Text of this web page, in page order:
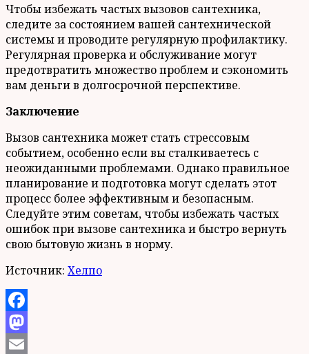
Чтобы избежать частых вызовов сантехника,
следите за состоянием вашей сантехнической
системы и проводите регулярную профилактику.
Регулярная проверка и обслуживание могут
предотвратить множество проблем и сэкономить
вам деньги в долгосрочной перспективе.
Заключение
Вызов сантехника может стать стрессовым
событием, особенно если вы сталкиваетесь с
неожиданными проблемами. Однако правильное
планирование и подготовка могут сделать этот
процесс более эффективным и безопасным.
Следуйте этим советам, чтобы избежать частых
ошибок при вызове сантехника и быстро вернуть
свою бытовую жизнь в норму.
Источник: Хелпо
Facebook
Mastodon